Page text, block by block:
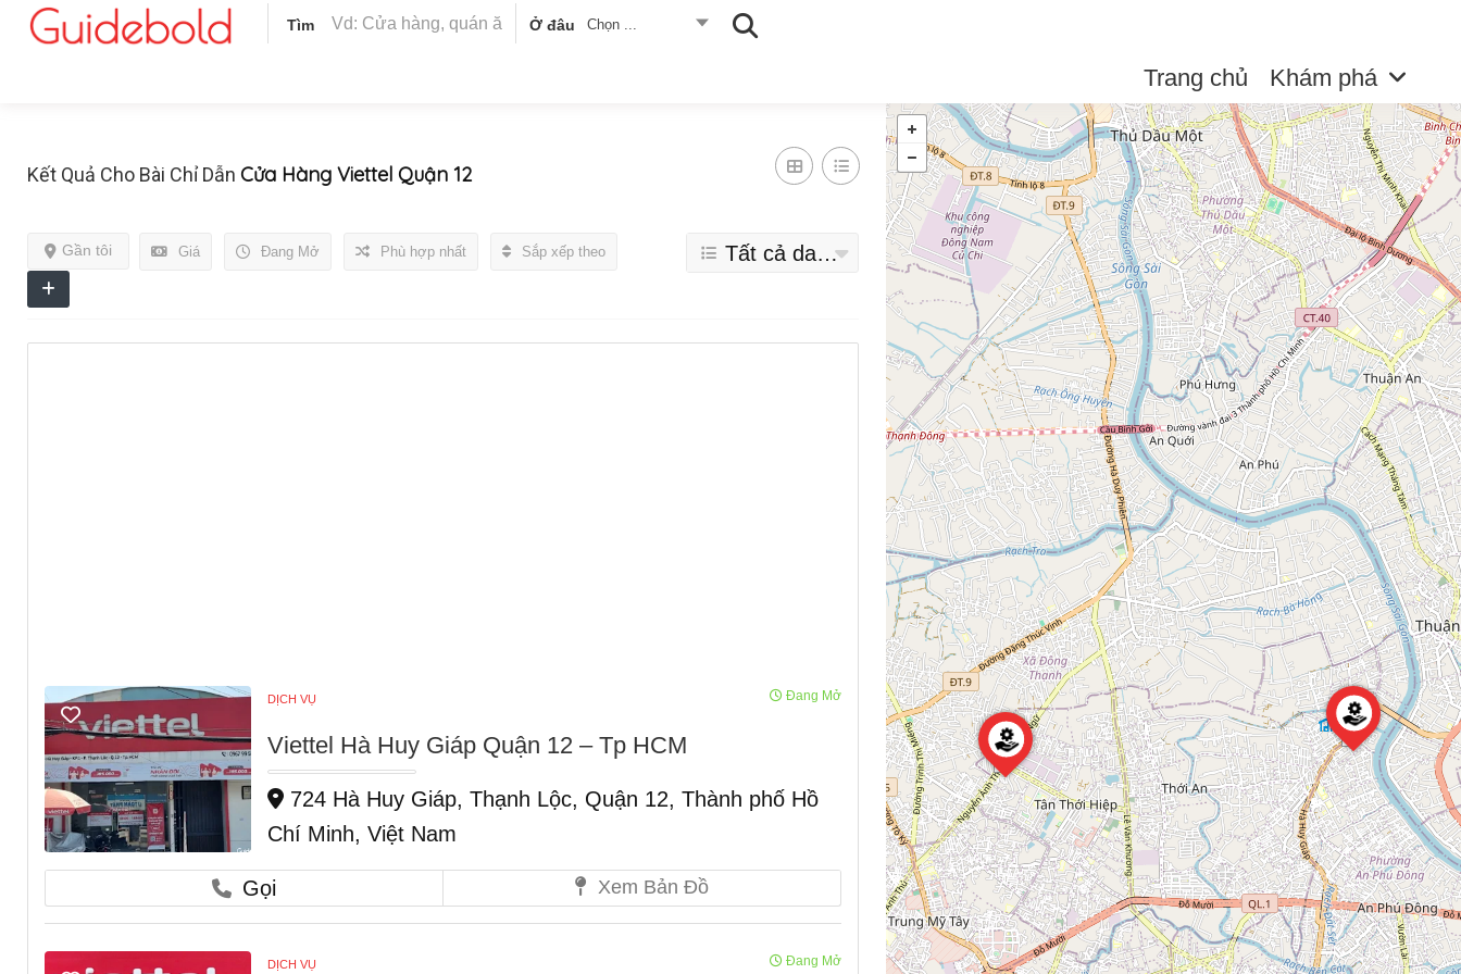
Tìm Ở đâu Chọn ...
Trang chủ Khám phá
Kết Quả Cho Bài Chỉ Dẫn Cửa Hàng Viettel Quận 12
Giá Đang Mở
Gần tôi Phù hợp nhất Sắp xếp theo Tất cả danh mục
DỊCH VỤ Đang Mở
Viettel Hà Huy Giáp Quận 12 – Tp HCM
724 Hà Huy Giáp, Thạnh Lộc, Quận 12, Thành phố Hồ
Chí Minh, Việt Nam
Gọi Xem Bản Đồ
DỊCH VỤ Đang Mở